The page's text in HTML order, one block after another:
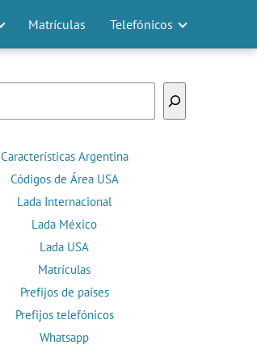
Matrículas Telefónicos
Características Argentina
Códigos de Área USA
Lada Internacional
Lada México
Lada USA
Matrículas
Prefijos de países
Prefijos telefónicos
Whatsapp